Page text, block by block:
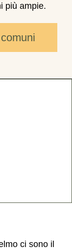
più ampie.
ci sono il